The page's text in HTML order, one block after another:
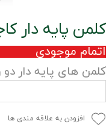
کلمن پایه دار
اتمام موجودی
کلمن های پایه دار
افزودن به علاقه مندی ها